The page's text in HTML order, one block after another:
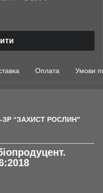
Оплата Умови
ЗР “ЗАХИСТ РОСЛИН”